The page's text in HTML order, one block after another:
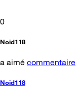
0
Noid118
a aimé commentaire
Noid118